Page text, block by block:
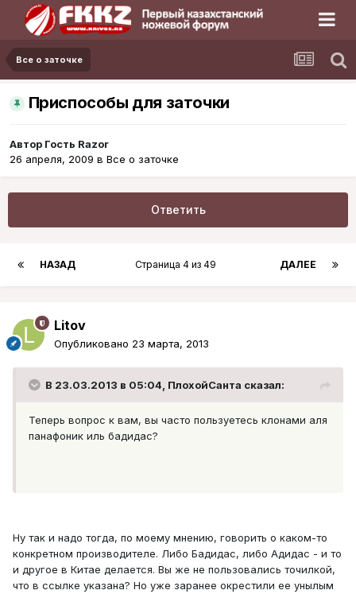
Все о заточке
Приспособы для заточки
Автор Гость Razor
26 апреля, 2009 в Все о заточке
Ответить
НАЗАД ДАЛЕЕ
Страница 4 из 49
Litov
Опубликовано 23 марта, 2013
В 23.03.2013 в 05:04, ПлохойСанта сказал:
Теперь вопрос к вам, вы часто пользуетесь клонами аля
панафоник иль бадидас?
Ну так и надо тогда, по моему мнению, говорить о каком-то
конкретном производителе. Либо Бадидас, либо Адидас - и то
и другое в Китае делается. Вы же не пользовались точилкой,
что в ссылке указана? Но уже заранее окрестили ее унылым